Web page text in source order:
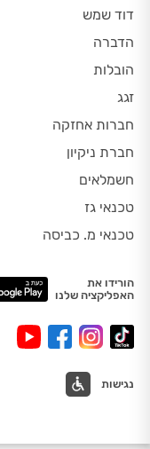
דוד שמש
הדברה
הובלות
זגג
חברות אחזקה
חברת ניקיון
חשמלאים
טכנאי גז
טכנאי מ. כביסה
הורידו את
האפליקציה שלנו
נגישות